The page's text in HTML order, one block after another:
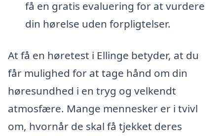
få en gratis evaluering for at vurdere
din hørelse uden forpligtelser.
At få en høretest i Ellinge betyder, at du
får mulighed for at tage hånd om din
høresundhed i en tryg og velkendt
atmosfære. Mange mennesker er i tvivl
om, hvornår de skal få tjekket deres